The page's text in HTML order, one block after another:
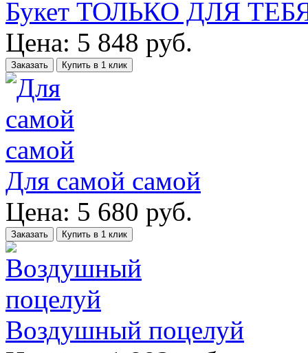
Букет ТОЛЬКО ДЛЯ
Цена: 5 848 руб.
Заказать Купить в 1 клик
Для самой самой
Цена: 5 680 руб.
Заказать Купить в 1 клик
Воздушный поцелуй